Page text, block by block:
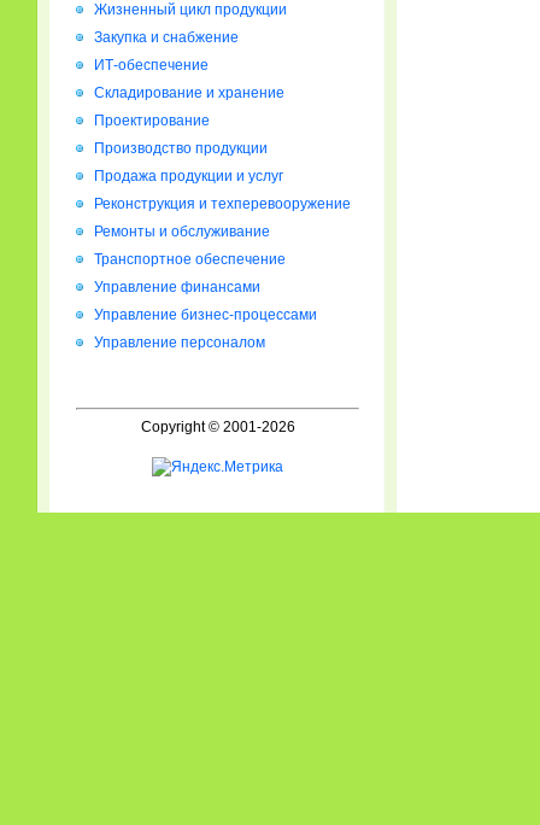
Жизненный цикл продукции
Закупка и снабжение
ИТ-обеспечение
Складирование и хранение
Проектирование
Производство продукции
Продажа продукции и услуг
Реконструкция и техперевооружение
Ремонты и обслуживание
Транспортное обеспечение
Управление финансами
Управление бизнес-процессами
Управление персоналом
Copyright © 2001-2026